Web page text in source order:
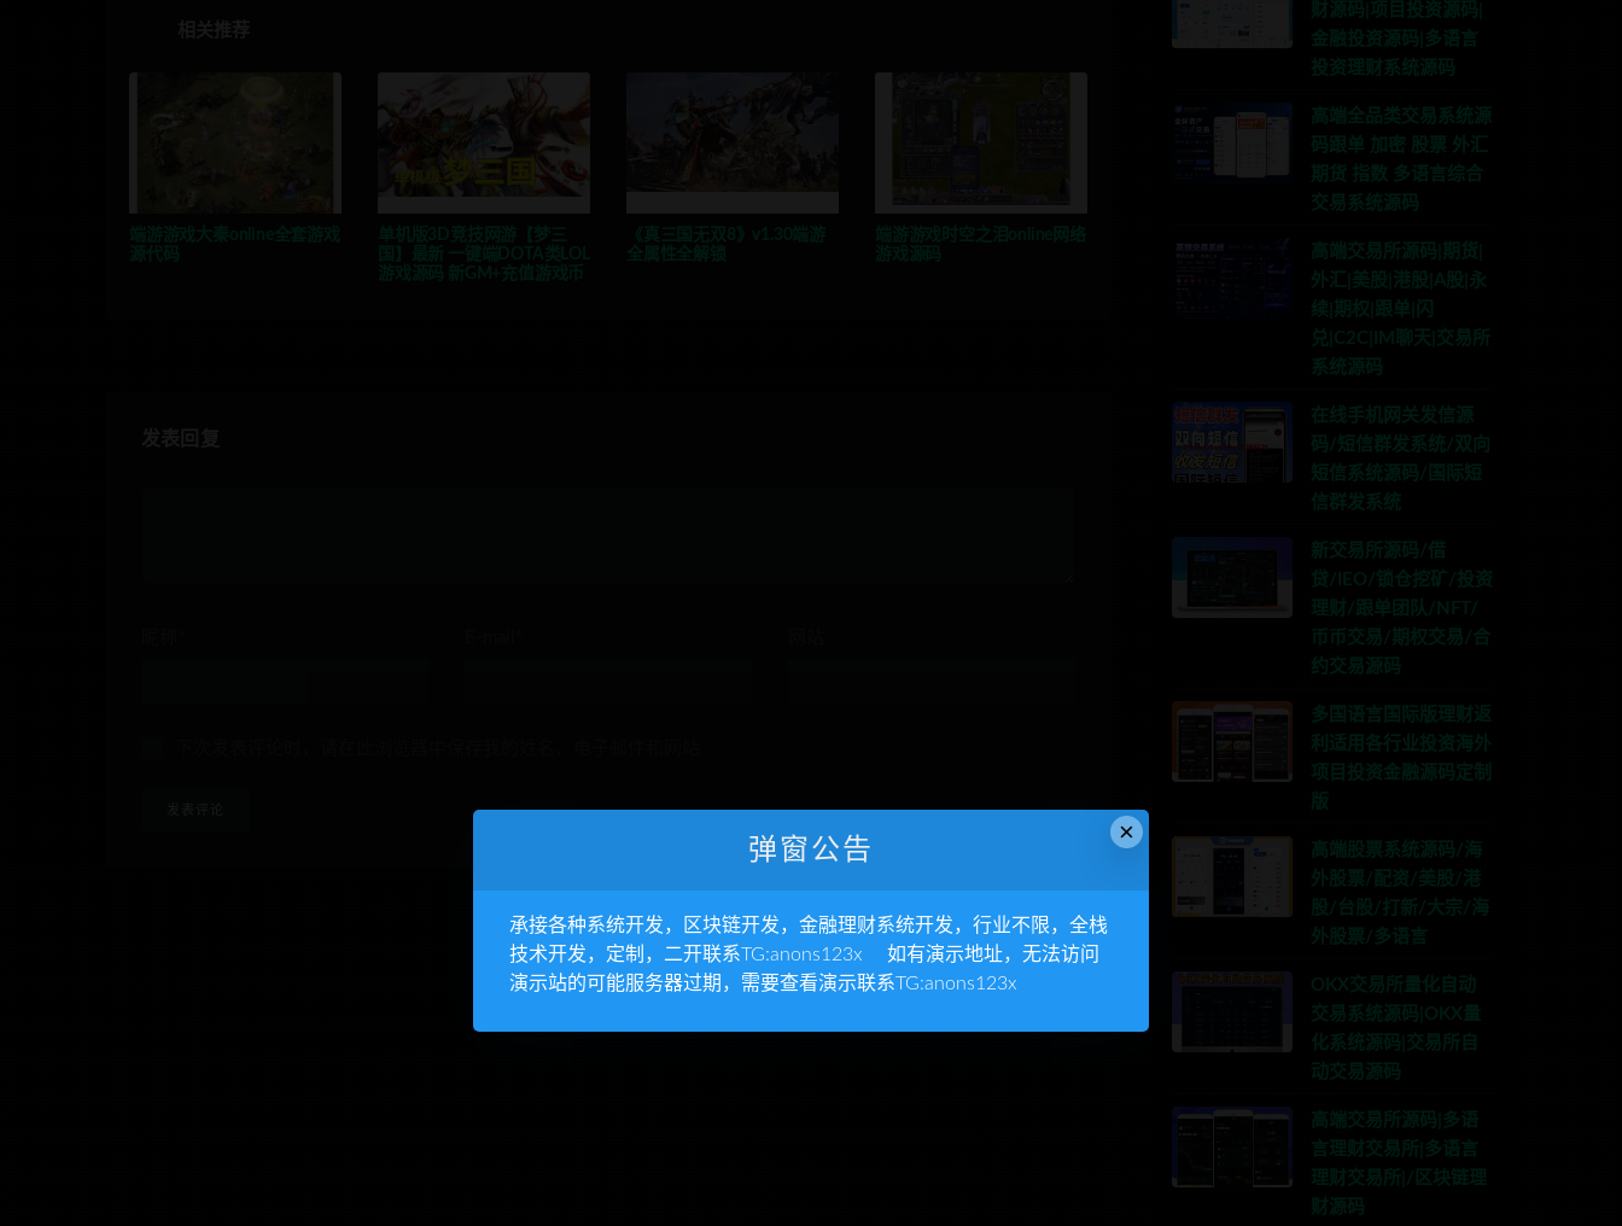
财源码|项目投资源码|
金融投资源码|多语言
投资理财系统源码
高端全品类交易系统源
码跟单 加密 股票 外汇
期货 指数 多语言综合
交易系统源码
高端交易所源码|期货|
外汇|美股|港股|A股|永
续|期权|跟单|闪
兑|C2C|IM聊天|交易所
系统源码
在线手机网关发信源
码/短信群发系统/双向
短信系统源码/国际短
信群发系统
新交易所源码/借
贷/IEO/锁仓挖矿/投资
理财/跟单团队/NFT/
币币交易/期权交易/合
约交易源码
多国语言国际版理财返
利适用各行业投资海外
项目投资金融源码定制
版
高端股票系统源码/海
外股票/配资/美股/港
股/台股/打新/大宗/海
外股票/多语言
OKX交易所量化自动
交易系统源码|OKX量
化系统源码|交易所自
动交易源码
高端交易所源码|多语
言理财交易所|多语言
理财交易所|/区块链理
财源码
×
弹窗公告
承接各种系统开发，区块链开发，金融理财系统开发，行业不限，全栈
技术开发，定制，二开联系TG:anons123x 如有演示地址，无法访问
演示站的可能服务器过期，需要查看演示联系TG:anons123x